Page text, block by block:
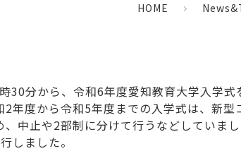
HOME
30分から、令和6年度愛知教育大学入学式
2年度から令和5年度までの入学式は、新型
、中止や2部制に分けて行うなどしていま
しました。